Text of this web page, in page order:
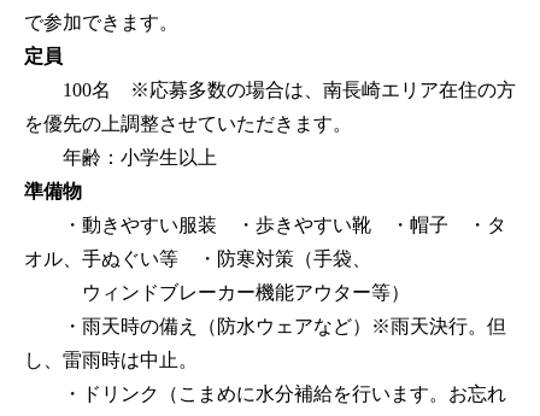
で参加できます。
定員
100名 ※応募多数の場合は、南長崎エリア在住の方
を優先の上調整させていただきます。
年齢：小学生以上
準備物
・動きやすい服装 ・歩きやすい靴 ・帽子 ・タ
オル、手ぬぐい等 ・防寒対策（手袋、
ウィンドブレーカー機能アウター等）
・雨天時の備え（防水ウェアなど）※雨天決行。但
し、雷雨時は中止。
・ドリンク（こまめに水分補給を行います。お忘れ